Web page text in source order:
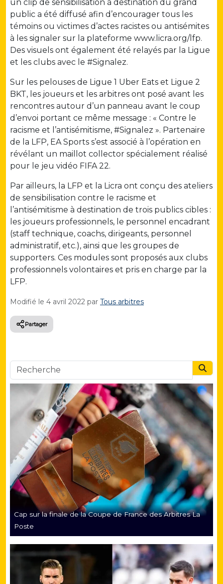
un clip de sensibilisation à destination du grand
public a été diffusé afin d’encourager tous les
témoins ou victimes d’actes racistes ou antisémites
à les signaler sur la plateforme www.licra.org/lfp.
Des visuels ont également été relayés par la Ligue
et les clubs avec le #Signalez.
Sur les pelouses de Ligue 1 Uber Eats et Ligue 2
BKT, les joueurs et les arbitres ont posé avant les
rencontres autour d’un panneau avant le coup
d’envoi portant ce même message : « Contre le
racisme et l’antisémitisme, #Signalez ». Partenaire
de la LFP, EA Sports s’est associé à l’opération en
révélant un maillot collector spécialement réalisé
pour le jeu vidéo FIFA 22.
Par ailleurs, la LFP et la Licra ont conçu des ateliers
de sensibilisation contre le racisme et
l’antisémitisme à destination de trois publics cibles :
les joueurs professionnels, le personnel encadrant
(staff technique, coachs, dirigeants, personnel
administratif, etc.), ainsi que les groupes de
supporters. Ces modules sont proposés aux clubs
professionnels volontaires et pris en charge par la
LFP.
Modifié le 4 avril 2022 par Tous arbitres
Partager
Cap sur la finale de la Coupe de France des Arbitres La
Poste